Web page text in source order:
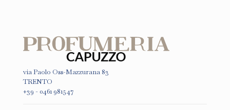
via Paolo Oss-Mazzurana 83
TRENTO
+39 - 0461 981547